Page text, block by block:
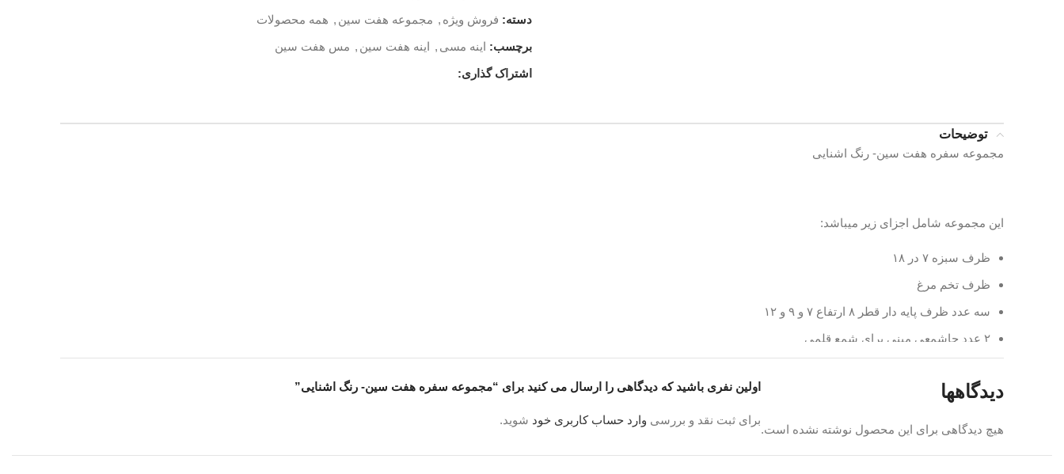
دسته: فروش ویژه , مجموعه هفت سین , همه محصولات
برچسب: اینه مسی , اینه هفت سین , مس هفت سین
اشتراک گذاری:
توضیحات
مجموعه سفره هفت سین- رنگ اشنایی
این مجموعه شامل اجزای زیر میباشد:
ظرف سبزه ۷ در ۱۸
ظرف تخم مرغ
سه عدد ظرف پایه دار قطر ۸ ارتفاع ۷ و ۹ و ۱۲
۲ عدد جاشمعی مینی برای شمع قلمی
گلدان اویور مس و شیشه ۲۰ سانت
اینه ، شمع استوانه و سایر محصولات تکمیلی را هم میتوانید ازینجا خریداری کنید
دیدگاهها
هیچ دیدگاهی برای این محصول نوشته نشده است.
اولین نفری باشید که دیدگاهی را ارسال می کنید برای “مجموعه سفره هفت سین- رنگ اشنایی”
برای ثبت نقد و بررسی وارد حساب کاربری خود شوید.